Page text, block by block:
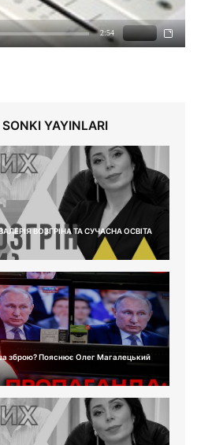
YAYINLARI
ВОЗГРІНА ТА СУЧАСНА ОСВІТА
зброю? Пояснює Олег Магалецький